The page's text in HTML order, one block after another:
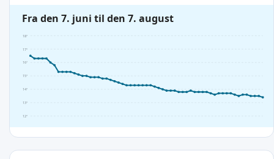
Fra den 7. juni til den 7. august
12°
13°
14°
15°
16°
17°
18°